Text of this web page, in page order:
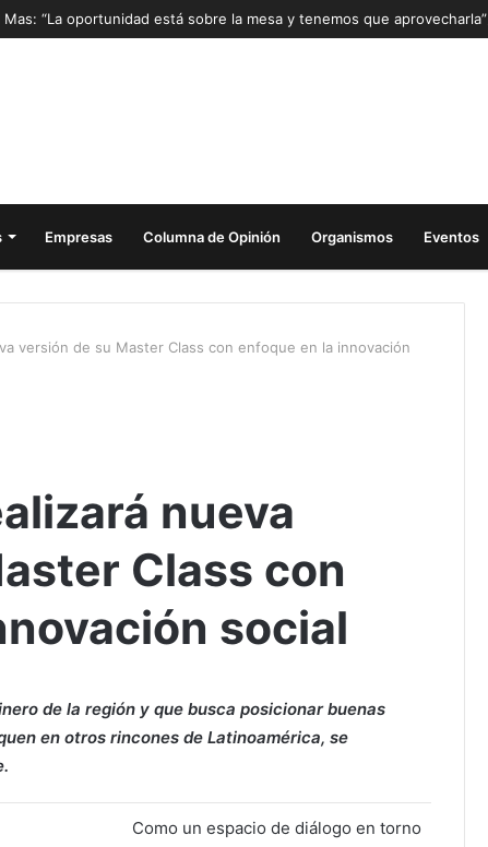
Mas: “La oportunidad está sobre la mesa y tenemos que aprovecharla”
Empresas Columna de Opinión Organismos Eventos
versión de su Master Class con enfoque en la innovación
nueva
Class con
social
de la región y que busca posicionar buenas
en otros rincones de Latinoamérica, se
Como un espacio de diálogo en torno